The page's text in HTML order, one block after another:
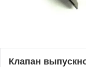
Клапан